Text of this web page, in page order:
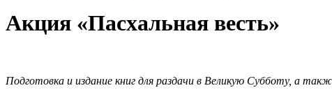
Акция «Пасхальная весть»
Подготовка и издание книг для раздачи в Великую Субботу, а